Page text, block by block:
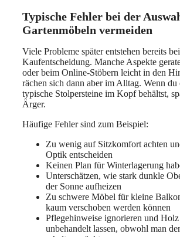
Typische Fehler bei der
Gartenmöbeln vermeiden
Viele Probleme später entstehen bereits
Kaufentscheidung. Manche Aspekte
oder beim Online-Stöbern leicht in den
rächen sich dann aber im Alltag. Wenn du
typische Stolpersteine im Kopf behältst,
Ärger.
Häufige Fehler sind zum Beispiel:
Zu wenig auf Sitzkomfort achten
Optik entscheiden
Keinen Plan für Winterlagerung
Unterschätzen, wie stark dunkle
der Sonne aufheizen
Zu schwere Möbel für kleine
kaum verschoben werden können
Pflegehinweise ignorieren und
unbehandelt lassen, obwohl man